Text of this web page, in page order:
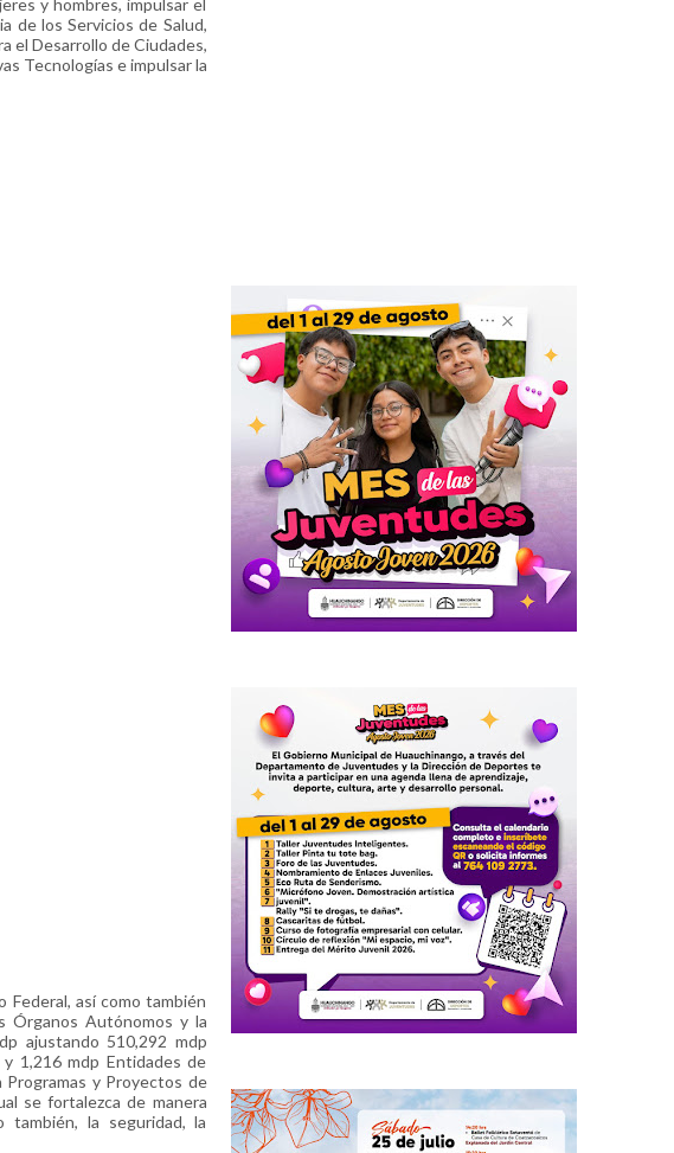
y hombres, impulsar el
de los Servicios de Salud,
el Desarrollo de Ciudades,
Tecnologías e impulsar la
así como también
Órganos Autónomos y la
ajustando 510,292 mdp
1,216 mdp Entidades de
y Proyectos de
se fortalezca de manera
también, la seguridad, la